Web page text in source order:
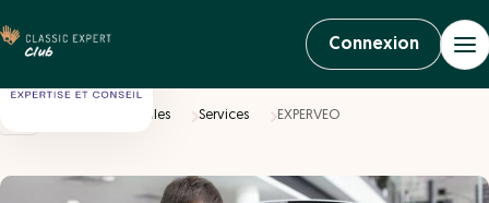
Connexion
Véhicules Services EXPERVEO